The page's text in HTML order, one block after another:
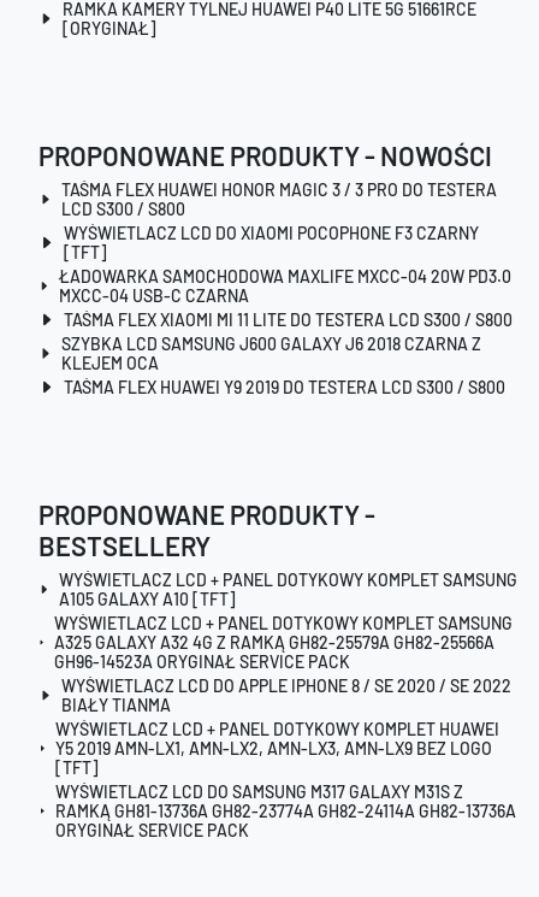
RAMKA KAMERY TYLNEJ HUAWEI P40 LITE 5G 51661RCE
[ORYGINAŁ]
PROPONOWANE PRODUKTY - NOWOŚCI
TAŚMA FLEX HUAWEI HONOR MAGIC 3 / 3 PRO DO TESTERA
LCD S300 / S800
WYŚWIETLACZ LCD DO XIAOMI POCOPHONE F3 CZARNY
[TFT]
ŁADOWARKA SAMOCHODOWA MAXLIFE MXCC-04 20W PD3.0
MXCC-04 USB-C CZARNA
TAŚMA FLEX XIAOMI MI 11 LITE DO TESTERA LCD S300 / S800
SZYBKA LCD SAMSUNG J600 GALAXY J6 2018 CZARNA Z
KLEJEM OCA
TAŚMA FLEX HUAWEI Y9 2019 DO TESTERA LCD S300 / S800
PROPONOWANE PRODUKTY -
BESTSELLERY
WYŚWIETLACZ LCD + PANEL DOTYKOWY KOMPLET SAMSUNG
A105 GALAXY A10 [TFT]
WYŚWIETLACZ LCD + PANEL DOTYKOWY KOMPLET SAMSUNG
A325 GALAXY A32 4G Z RAMKĄ GH82-25579A GH82-25566A
GH96-14523A ORYGINAŁ SERVICE PACK
WYŚWIETLACZ LCD DO APPLE IPHONE 8 / SE 2020 / SE 2022
BIAŁY TIANMA
WYŚWIETLACZ LCD + PANEL DOTYKOWY KOMPLET HUAWEI
Y5 2019 AMN-LX1, AMN-LX2, AMN-LX3, AMN-LX9 BEZ LOGO
[TFT]
WYŚWIETLACZ LCD DO SAMSUNG M317 GALAXY M31S Z
RAMKĄ GH81-13736A GH82-23774A GH82-24114A GH82-13736A
ORYGINAŁ SERVICE PACK